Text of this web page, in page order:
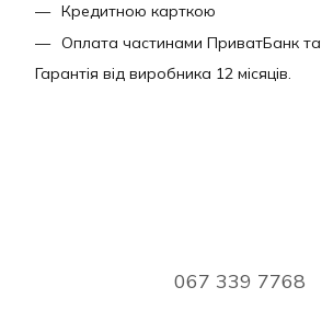
Кредитною карткою
Оплата частинами ПриватБанк
Гарантія від виробника 12 місяців.
067 339 7768